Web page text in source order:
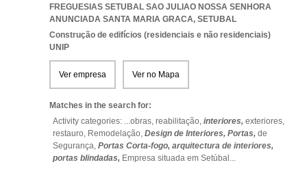
FREGUESIAS SETUBAL SAO JULIAO NOSSA SENHORA
ANUNCIADA SANTA MARIA GRACA, SETUBAL
Construção de edifícios (residenciais e não residenciais)
UNIP
Ver empresa Ver no Mapa
Matches in the search for:
Activity categories: ...obras, reabilitação, interiores, exteriores,
restauro, Remodelação, Design de Interiores, Portas, de
Segurança, Portas Corta-fogo, arquitectura de interiores,
portas blindadas, Empresa situada em Setúbal ...